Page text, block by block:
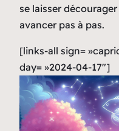
se laisser
avancer pas à pas.
[links-all sign=
day= »2024-04-17″]